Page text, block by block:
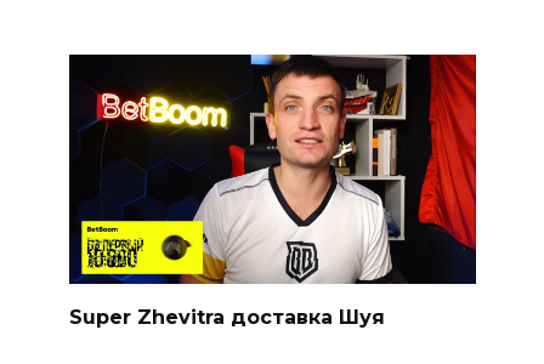
Super Zhevitra доставка Шуя